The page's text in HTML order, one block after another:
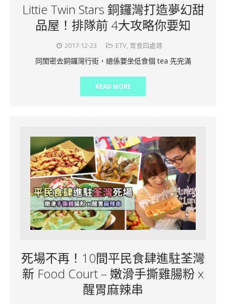
Littie Twin Stars 銅鑼灣打造夢幻甜
品屋！排隊前 4大攻略你要知
2017-12-23 ETV, 胃食四處尋
同閨密去銅鑼灣行街，總係要坐低食個 tea 先完滿
READ MORE
死場不再！10間平民食肆進駐荃灣
新 Food Court – 嫩滑手撕雞腸粉 x
醒胃麻辣串